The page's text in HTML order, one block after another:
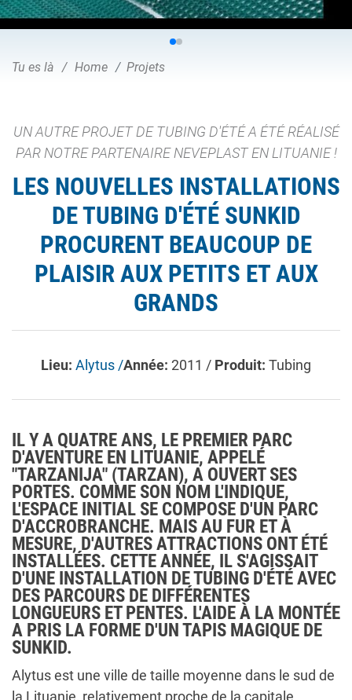
Tu es là Home Projets
UN AUTRE PROJET DE TUBING D'ÉTÉ A ÉTÉ RÉALISÉ
PAR NOTRE PARTENAIRE NEVEPLAST EN LITUANIE !
LES NOUVELLES INSTALLATIONS
DE TUBING D'ÉTÉ SUNKID
PROCURENT BEAUCOUP DE
PLAISIR AUX PETITS ET AUX
GRANDS
Lieu: Alytus /Année: 2011 / Produit: Tubing
IL Y A QUATRE ANS, LE PREMIER PARC
D'AVENTURE EN LITUANIE, APPELÉ
"TARZANIJA" (TARZAN), A OUVERT SES
PORTES. COMME SON NOM L'INDIQUE,
L'ESPACE INITIAL SE COMPOSE D'UN PARC
D'ACCROBRANCHE. MAIS AU FUR ET À
MESURE, D'AUTRES ATTRACTIONS ONT ÉTÉ
INSTALLÉES. CETTE ANNÉE, IL S'AGISSAIT
D'UNE INSTALLATION DE TUBING D'ÉTÉ AVEC
DES PARCOURS DE DIFFÉRENTES
LONGUEURS ET PENTES. L'AIDE À LA MONTÉE
A PRIS LA FORME D'UN TAPIS MAGIQUE DE
SUNKID.
Alytus est une ville de taille moyenne dans le sud de
la Lituanie, relativement proche de la capitale